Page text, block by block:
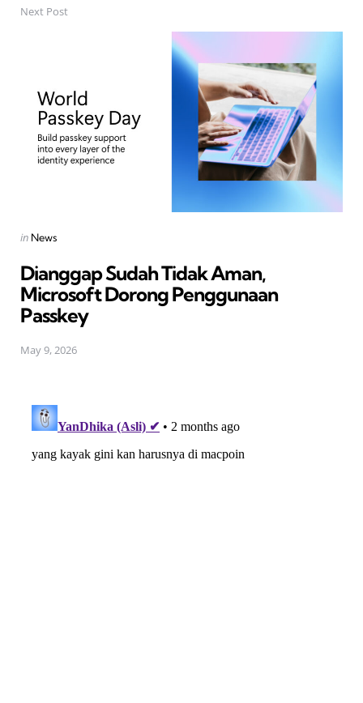
Next Post
Posted
in News
Dianggap Sudah Tidak Aman,
Microsoft Dorong Penggunaan
Passkey
May 9, 2026